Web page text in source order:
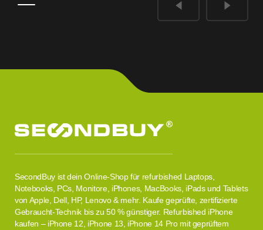
SecondBuy ist dein Online-Shop für refurbished Laptops,
Notebooks, PCs, Monitore, iPhones, MacBooks, iPads und Tablets
von Apple, Dell, HP, Lenovo & mehr. Kaufe geprüfte, zertifizierte
Gebraucht-Technik bis zu 50 % günstiger. Refurbished iPhone
kaufen – iPhone 12, iPhone 13, iPhone 14 Pro mit geprüftem